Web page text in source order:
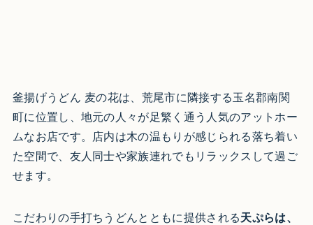
釜揚げうどん 麦の花は、荒尾市に隣接する玉名郡南関
町に位置し、地元の人々が足繁く通う人気のアットホー
ムなお店です。店内は木の温もりが感じられる落ち着い
た空間で、友人同士や家族連れでもリラックスして過ご
せます。
こだわりの手打ちうどんとともに提供される天ぷらは、